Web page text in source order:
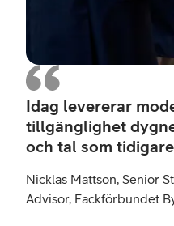
Idag levererar
tillgänglighet
och tal som
Nicklas Mattson, Senior
Advisor, Fackförbundet